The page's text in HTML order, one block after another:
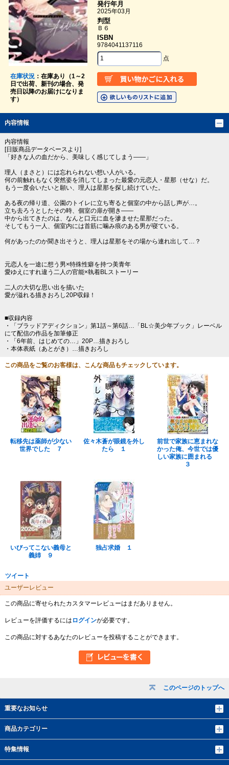
このページのトップへ
重要なお知らせ
商品カテゴリー
特集情報
在庫状況：在庫あり（1～2
日で出荷、新刊の場合、発
売日以降のお届けになりま
す）
発行年月
2025年03月
判型
Ｂ６
ISBN
9784041137116
点
内容情報
内容情報
[日販商品データベースより]
「好きな人の血だから、美味しく感じてしまう――」
理人（まさと）には忘れられない想い人がいる。
何の前触れもなく突然姿を消してしまった最愛の元恋人・星那（せな）だ。
もう一度会いたいと願い、理人は星那を探し続けていた。
ある夜の帰り道、公園のトイレに立ち寄ると個室の中から話し声が…。
立ち去ろうとしたその時、個室の扉が開き――
中から出てきたのは、なんと口元に血を滲ませた星那だった。
そしてもう一人、個室内には首筋に噛み痕のある男が寝ている。
何があったのか聞き出そうと、理人は星那をその場から連れ出して…？
元恋人を一途に想う男×特殊性癖を持つ美青年
愛ゆえにすれ違う二人の官能×執着BLストーリー
二人の大切な思い出を描いた
愛が溢れる描きおろし20P収録！
■収録内容
・「ブラッドアディクション」第1話～第6話…「BL☆美少年ブック」レーベル
にて配信の作品を加筆修正
・「6年前、はじめての…」20P…描きおろし
・本体表紙（あとがき）…描きおろし
この商品をご覧のお客様は、こんな商品もチェックしています。
転移先は薬師が少ない
世界でした ７
佐々木蒼が眼鏡を外し
たら １
前世で家族に恵まれな
かった俺、今世では優
しい家族に囲まれる
３
いびってこない義母と
義姉 ９
独占求婚 １
ツイート
ユーザーレビュー
この商品に寄せられたカスタマーレビューはまだありません。
レビューを評価するには ログインが必要です。
この商品に対するあなたのレビューを投稿することができます。